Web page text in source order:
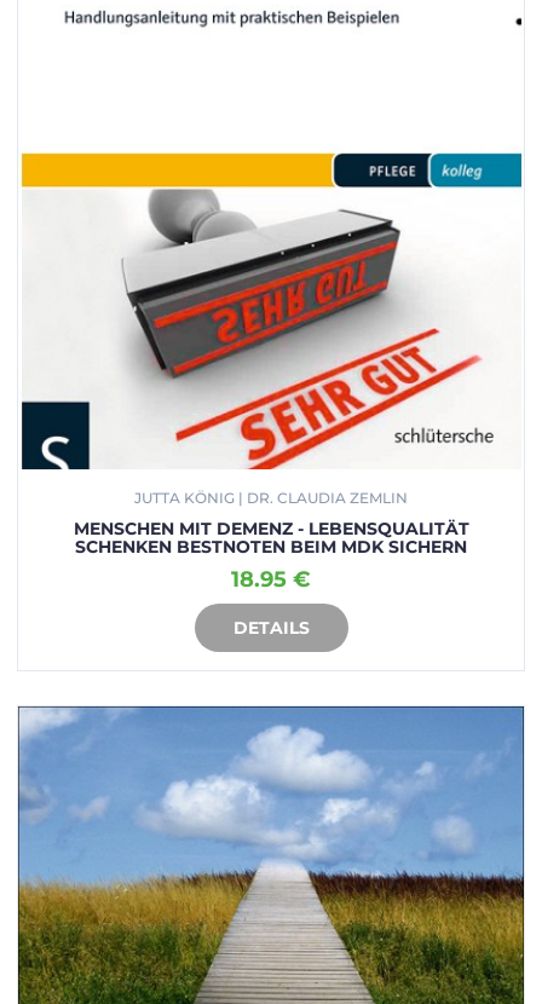
JUTTA KÖNIG | DR. CLAUDIA ZEMLIN
MENSCHEN MIT DEMENZ - LEBENSQUALITÄT
SCHENKEN BESTNOTEN BEIM MDK SICHERN
18.95 €
DETAILS
IN DEN WARENKORB